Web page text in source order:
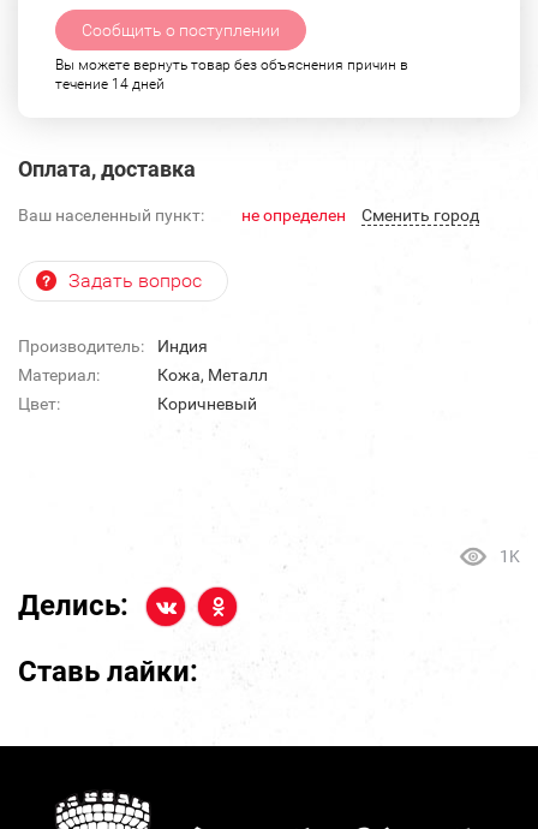
Сообщить о поступлении
Вы можете вернуть товар без объяснения причин в
течение 14 дней
Оплата, доставка
Ваш населенный пункт: не определен Cменить город
Задать вопрос
Производитель:
Индия
Материал:
Кожа, Металл
Цвет:
Коричневый
1K
Делись:
Ставь лайки: